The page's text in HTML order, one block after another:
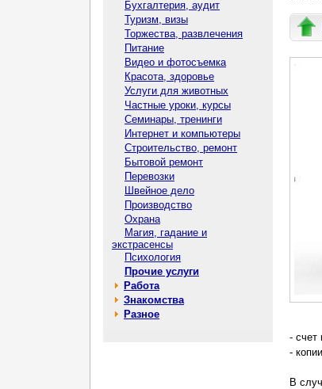
Бухгалтерия, аудит
Туризм, визы
Торжества, развлечения
Питание
Видео и фотосъемка
Красота, здоровье
Услуги для животных
Частные уроки, курсы
Семинары, тренинги
Интернет и компьютеры
Строительство, ремонт
Бытовой ремонт
Перевозки
Швейное дело
Производство
Охрана
Магия, гадание и
экстрасенсы
Психология
Прочие услуги
Работа
Знакомства
Разное
- счет
-
В